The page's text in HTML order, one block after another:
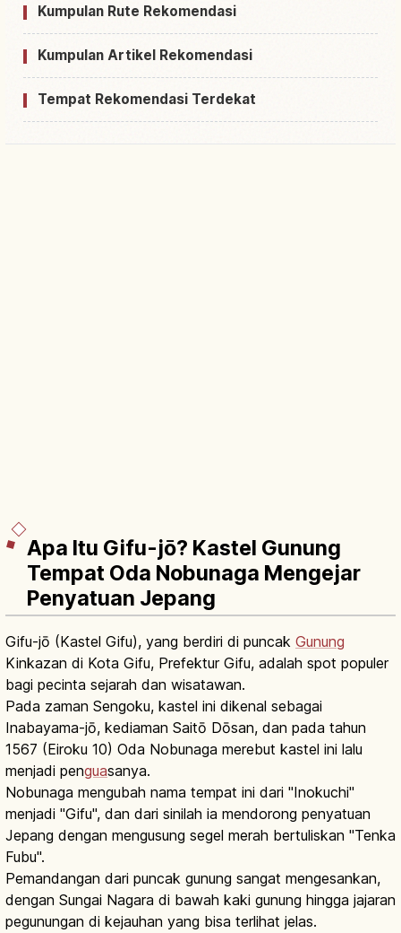
Kumpulan Rute Rekomendasi
Kumpulan Artikel Rekomendasi
Tempat Rekomendasi Terdekat
Apa Itu Gifu-jō? Kastel Gunung
Tempat Oda Nobunaga Mengejar
Penyatuan Jepang
Gifu-jō (Kastel Gifu), yang berdiri di puncak Gunung
Kinkazan di Kota Gifu, Prefektur Gifu, adalah spot populer
bagi pecinta sejarah dan wisatawan.
Pada zaman Sengoku, kastel ini dikenal sebagai
Inabayama-jō, kediaman Saitō Dōsan, dan pada tahun
1567 (Eiroku 10) Oda Nobunaga merebut kastel ini lalu
menjadi penguasanya.
Nobunaga mengubah nama tempat ini dari "Inokuchi"
menjadi "Gifu", dan dari sinilah ia mendorong penyatuan
Jepang dengan mengusung segel merah bertuliskan "Tenka
Fubu".
Pemandangan dari puncak gunung sangat mengesankan,
dengan Sungai Nagara di bawah kaki gunung hingga jajaran
pegunungan di kejauhan yang bisa terlihat jelas.